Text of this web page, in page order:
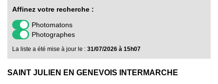
Affinez votre recherche :
Photomatons
Photographes
La liste a été mise à jour le : 31/07/2026 à 15h07
SAINT JULIEN EN GENEVOIS INTERMARCHE